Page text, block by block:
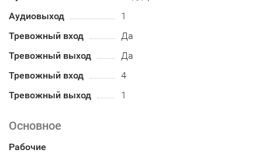
Аудиовыход
1
Тревожный вход
Да
Тревожный выход
Да
Тревожный вход
4
Тревожный выход
1
Основное
Рабочие